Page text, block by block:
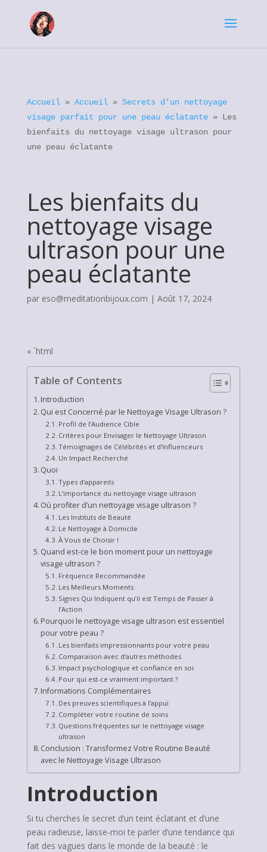
Accueil» Accueil» Secrets d’un nettoyage
visage parfait pour une peau éclatante» Les
bienfaits du nettoyage visage ultrason pour
une peau éclatante
Les bienfaits du
nettoyage visage
ultrason pour une
peau éclatante
par eso@meditationbijoux.com | Août 17, 2024
« `html
Table of Contents
Introduction
Qui est Concerné par le Nettoyage Visage Ultrason ?
Profil de l’Audience Cible
Critères pour Envisager le Nettoyage Ultrason
Témoignages de Célébrités et d’Influenceurs
Un Impact Recherché
Quoi
Types d’appareils
L’importance du nettoyage visage ultrason
Où profiter d’un nettoyage visage ultrason ?
Les Instituts de Beauté
Le Nettoyage à Domicile
À Vous de Choisir !
Quand est-ce le bon moment pour un nettoyage
visage ultrason ?
Fréquence Recommandée
Les Meilleurs Moments
Signes Qui Indiquent qu’il est Temps de Passer à
l’Action
Pourquoi le nettoyage visage ultrason est essentiel
pour votre peau ?
Les bienfaits impressionnants pour votre peau
Comparaison avec d’autres méthodes
Impact psychologique et confiance en soi
Pour qui est-ce vraiment important ?
Informations Complémentaires
Des preuves scientifiques à l’appui
Compléter votre routine de soins
Questions fréquentes sur le nettoyage visage
ultrason
Conclusion : Transformez Votre Routine Beauté
avec le Nettoyage Visage Ultrason
Introduction
Si tu cherches le secret d’un teint éclatant et d’une
peau radieuse, laisse-moi te parler d’une tendance qui
fait des vagues dans le monde de la beauté : le